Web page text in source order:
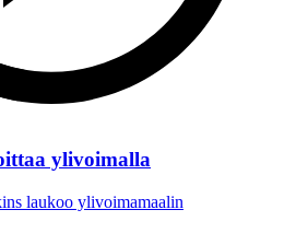
ylivoimalla
laukoo ylivoimamaalin